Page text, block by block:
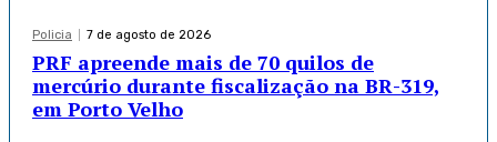
Policia 7 de agosto de 2026
PRF apreende mais de 70 quilos de
mercúrio durante fiscalização na BR-319,
em Porto Velho